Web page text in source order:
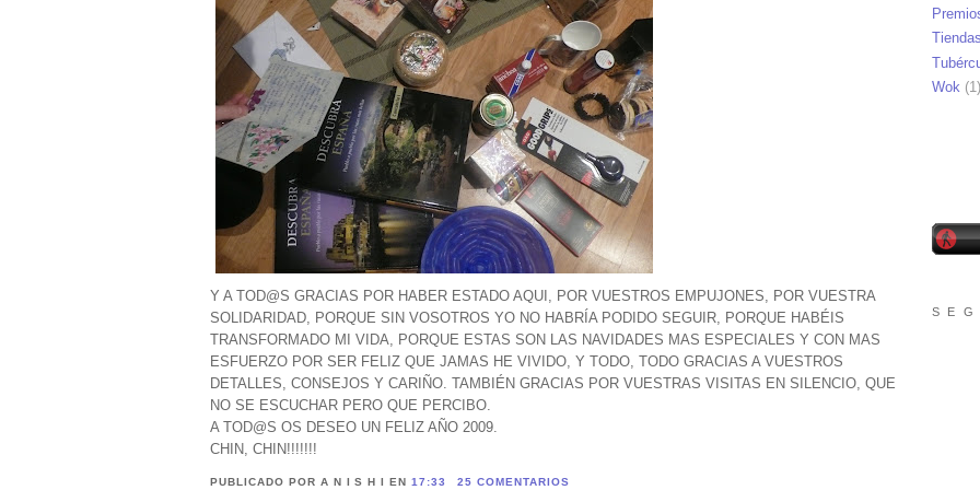
Y A TOD@S GRACIAS POR HABER ESTADO AQUI, POR VUESTROS EMPUJONES, POR VUESTRA
SOLIDARIDAD, PORQUE SIN VOSOTROS YO NO HABRÍA PODIDO SEGUIR, PORQUE HABÉIS
TRANSFORMADO MI VIDA, PORQUE ESTAS SON LAS NAVIDADES MAS ESPECIALES Y CON MAS
ESFUERZO POR SER FELIZ QUE JAMAS HE VIVIDO, Y TODO, TODO GRACIAS A VUESTROS
DETALLES, CONSEJOS Y CARIÑO. TAMBIÉN GRACIAS POR VUESTRAS VISITAS EN SILENCIO, QUE
NO SE ESCUCHAR PERO QUE PERCIBO.
A TOD@S OS DESEO UN FELIZ AÑO 2009.
CHIN, CHIN!!!!!!!
PUBLICADO POR A N I S H IEN17:33 25 COMENTARIOS
Tiendas
Wok (1)
S E G